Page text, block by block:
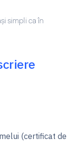
simpli ca în
(certificat de